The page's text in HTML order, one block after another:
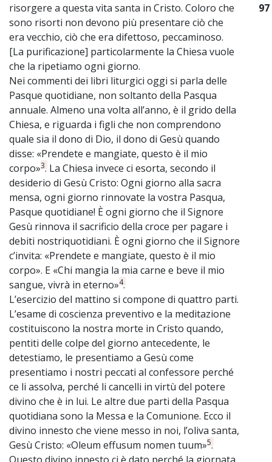
risorgere a questa vita santa in Cristo. Coloro che
sono risorti non devono più presentare ciò che
era vecchio, ciò che era difettoso, peccaminoso.
[La purificazione] particolarmente la Chiesa vuole
che la ripetiamo ogni giorno.
Nei commenti dei libri liturgici oggi si parla delle
Pasque quotidiane, non soltanto della Pasqua
annuale. Almeno una volta all’anno, è il grido della
Chiesa, e riguarda i figli che non comprendono
quale sia il dono di Dio, il dono di Gesù quando
disse: «Prendete e mangiate, questo è il mio
corpo»3. La Chiesa invece ci esorta, secondo il
desiderio di Gesù Cristo: Ogni giorno alla sacra
mensa, ogni giorno rinnovate la vostra Pasqua,
Pasque quotidiane! È ogni giorno che il Signore
Gesù rinnova il sacrificio della croce per pagare i
debiti nostriquotidiani. È ogni giorno che il Signore
c’invita: «Prendete e mangiate, questo è il mio
corpo». E «Chi mangia la mia carne e beve il mio
sangue, vivrà in eterno»4.
L’esercizio del mattino si compone di quattro parti.
L’esame di coscienza preventivo e la meditazione
costituiscono la nostra morte in Cristo quando,
pentiti delle colpe del giorno antecedente, le
detestiamo, le presentiamo a Gesù come
presentiamo i nostri peccati al confessore perché
ce li assolva, perché li cancelli in virtù del potere
divino che è in lui. Le altre due parti della Pasqua
quotidiana sono la Messa e la Comunione. Ecco il
divino innesto che viene messo in noi, l’oliva santa,
Gesù Cristo: «Oleum effusum nomen tuum»5.
Questo divino innesto ci è dato perché la giornata
97